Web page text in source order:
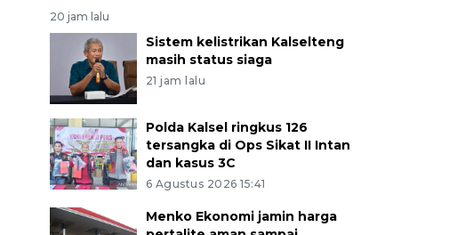
20 jam lalu
Sistem kelistrikan Kalselteng
masih status siaga
21 jam lalu
Polda Kalsel ringkus 126
tersangka di Ops Sikat II Intan
dan kasus 3C
6 Agustus 2026 15:41
Menko Ekonomi jamin harga